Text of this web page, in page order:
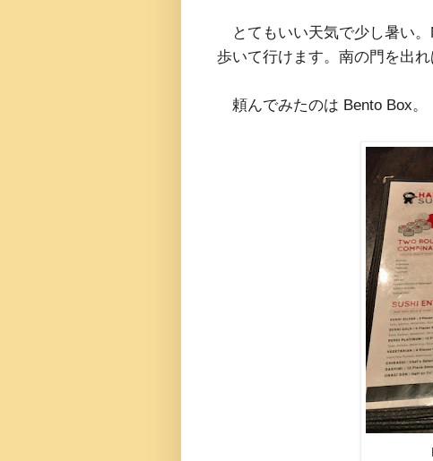
とてもいい天気で少し暑い
歩いて行けます。南の門を出
頼んでみたのは Bento Box。